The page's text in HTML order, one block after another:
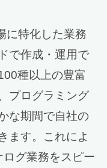
に特化した業務
で作成・運用で
種以上の豊富
プログラミング
な期間で自社の
ます。これによ
グ業務をスピー